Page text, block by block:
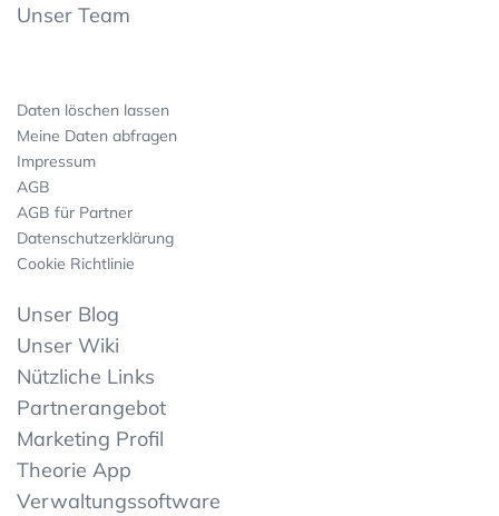
Unser Team
Daten löschen lassen
Meine Daten abfragen
Impressum
AGB
AGB für Partner
Datenschutzerklärung
Cookie Richtlinie
Unser Blog
Unser Wiki
Nützliche Links
Partnerangebot
Marketing Profil
Theorie App
Verwaltungssoftware